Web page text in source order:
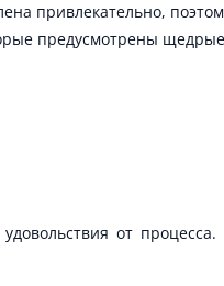
привлекательно,
предусмотрены
от